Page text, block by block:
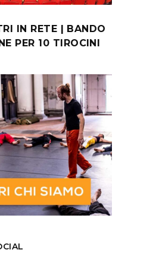
IN RETE | BANDO
PER 10 TIROCINI